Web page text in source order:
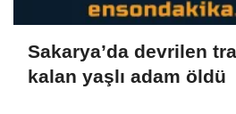
Sakarya’da devrilen
kalan yaşlı adam öldü